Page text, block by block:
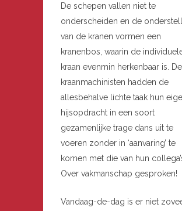
De schepen vallen niet te
onderscheiden en de
van de kranen vormen een
kranenbos, waarin de
kraan evenmin herkenbaar is. De
kraanmachinisten hadden de
allesbehalve lichte taak hun
hijsopdracht in een soort
gezamenlijke trage dans uit te
voeren zonder in ‘aanvaring’ te
komen met die van hun
Over vakmanschap gesproken!
Vandaag-de-dag is er niet